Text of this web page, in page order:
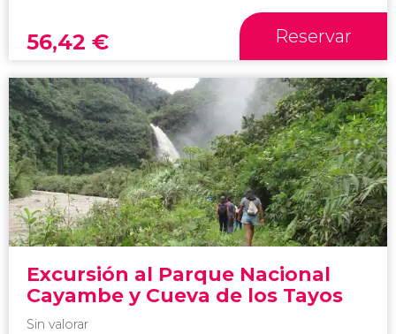
56,42 € Reservar
Excursión al Parque Nacional
Cayambe y Cueva de los Tayos
Sin valorar